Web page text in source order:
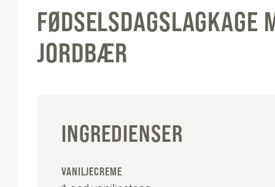
FØDSELSDAGSLAGKAGE
JORDBÆR
INGREDIENSER
VANILJECREME